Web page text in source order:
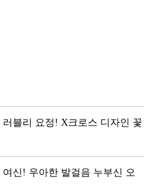
블리 요정! X크로스 디자인 꽃
신! 우아한 발걸음 누부신 오